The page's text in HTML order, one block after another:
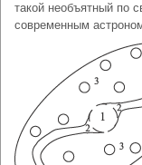
такой необъятный по
современным